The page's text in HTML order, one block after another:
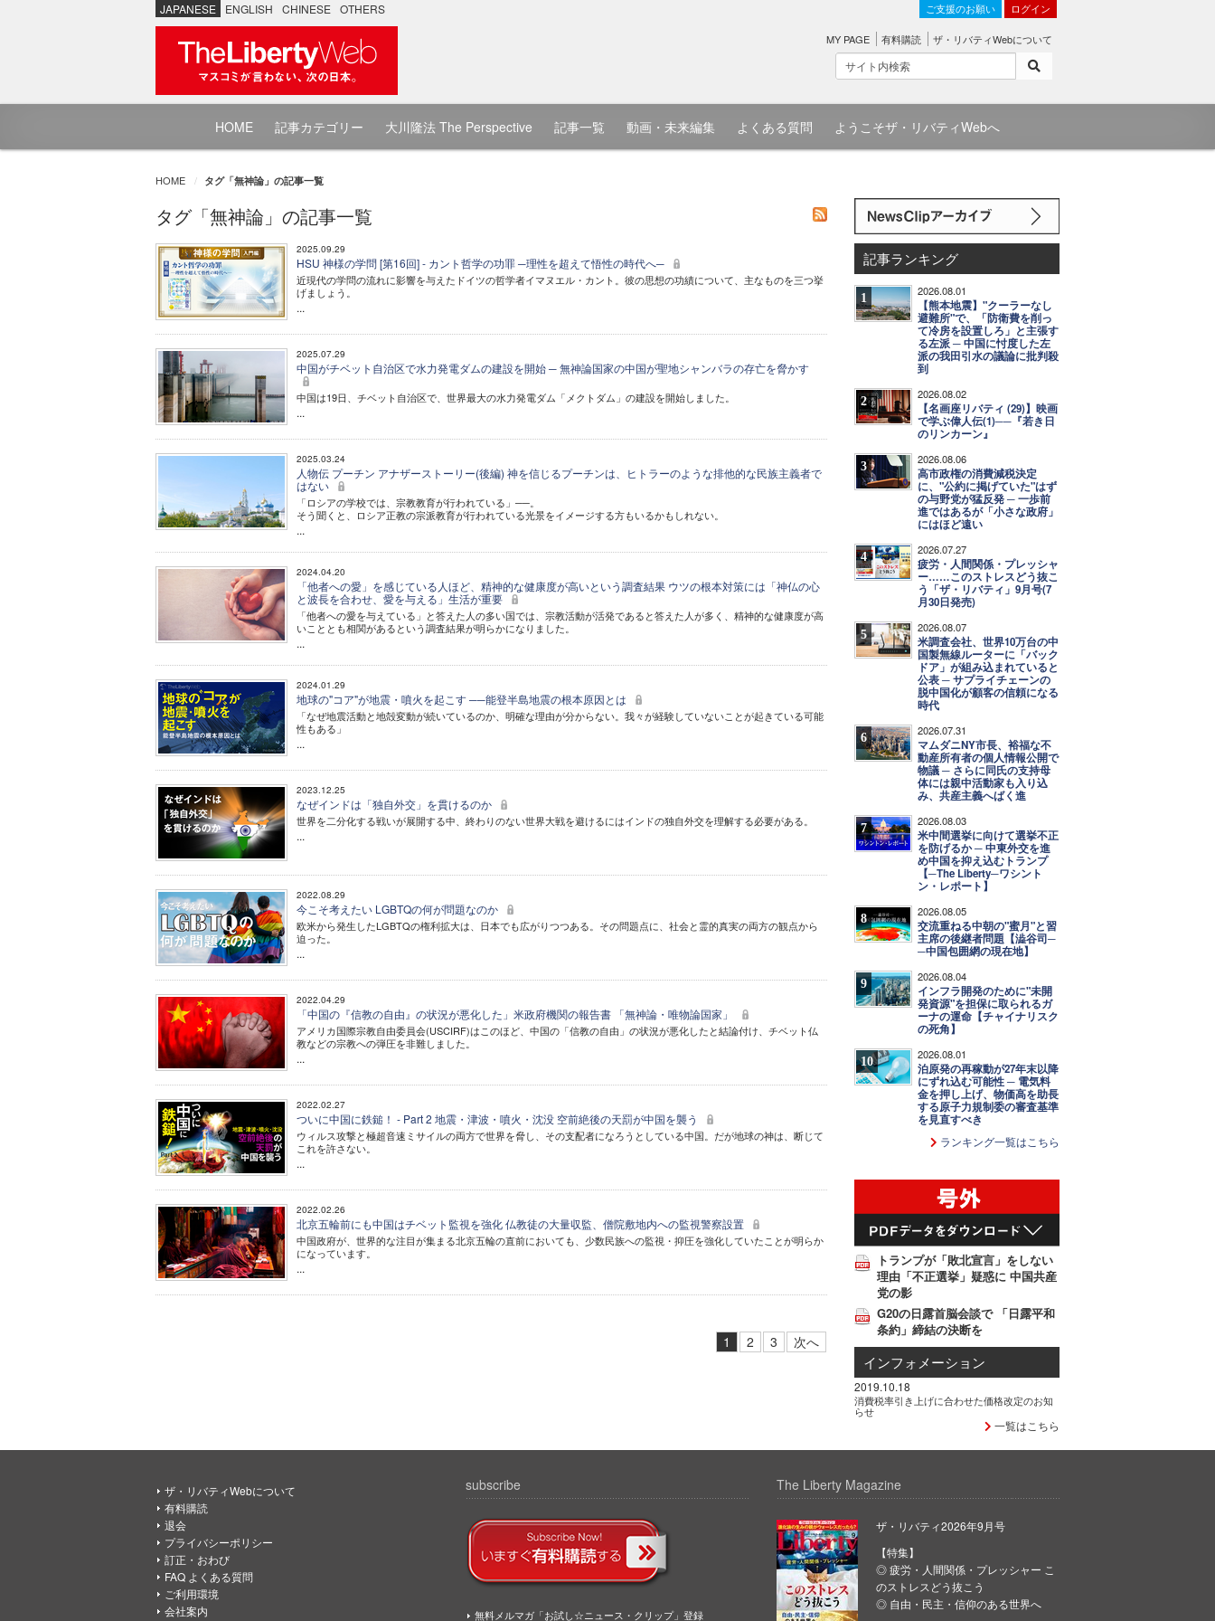
JAPANESE ENGLISH CHINESE OTHERS ご支援のお願い ログイン
MY PAGE 有料購読 ザ・リバティWebについて
HOME 記事カテゴリー 大川隆法 The Perspective 記事一覧 動画・未来編集 よくある質問 ようこそザ・リバティWebへ
HOME タグ「無神論」の記事一覧
タグ「無神論」の記事一覧
2025.09.29
HSU 神様の学問 [第16回] - カント哲学の功罪 ─理性を超えて悟性の時代へ─
近現代の学問の流れに影響を与えたドイツの哲学者イマヌエル・カント。彼の思想の功績について、主なものを三つ挙
げましょう。
...
2025.07.29
中国がチベット自治区で水力発電ダムの建設を開始 ─ 無神論国家の中国が聖地シャンバラの存亡を脅かす
中国は19日、チベット自治区で、世界最大の水力発電ダム「メクトダム」の建設を開始しました。
...
2025.03.24
人物伝 プーチン アナザーストーリー(後編) 神を信じるプーチンは、ヒトラーのような排他的な民族主義者で
はない
「ロシアの学校では、宗教教育が行われている」──。
そう聞くと、ロシア正教の宗派教育が行われている光景をイメージする方もいるかもしれない。
...
2024.04.20
「他者への愛」を感じている人ほど、精神的な健康度が高いという調査結果 ウツの根本対策には「神仏の心
と波長を合わせ、愛を与える」生活が重要
「他者への愛を与えている」と答えた人の多い国では、宗教活動が活発であると答えた人が多く、精神的な健康度が高
いこととも相関があるという調査結果が明らかになりました。
...
2024.01.29
地球の"コア"が地震・噴火を起こす ──能登半島地震の根本原因とは
「なぜ地震活動と地殻変動が続いているのか、明確な理由が分からない。我々が経験していないことが起きている可能
性もある」
...
2023.12.25
なぜインドは「独自外交」を貫けるのか
世界を二分化する戦いが展開する中、終わりのない世界大戦を避けるにはインドの独自外交を理解する必要がある。
...
2022.08.29
今こそ考えたい LGBTQの何が問題なのか
欧米から発生したLGBTQの権利拡大は、日本でも広がりつつある。その問題点に、社会と霊的真実の両方の観点から
迫った。
...
2022.04.29
「中国の『信教の自由』の状況が悪化した」米政府機関の報告書 「無神論・唯物論国家」
アメリカ国際宗教自由委員会(USCIRF)はこのほど、中国の「信教の自由」の状況が悪化したと結論付け、チベット仏
教などの宗教への弾圧を非難しました。
...
2022.02.27
ついに中国に鉄鎚！ - Part 2 地震・津波・噴火・沈没 空前絶後の天罰が中国を襲う
ウィルス攻撃と極超音速ミサイルの両方で世界を脅し、その支配者になろうとしている中国。だが地球の神は、断じて
これを許さない。
...
2022.02.26
北京五輪前にも中国はチベット監視を強化 仏教徒の大量収監、僧院敷地内への監視警察設置
中国政府が、世界的な注目が集まる北京五輪の直前においても、少数民族への監視・抑圧を強化していたことが明らか
になっています。
...
1 2 3 次へ
記事ランキング
1 2026.08.01
【熊本地震】"クーラーなし
避難所"で、「防衛費を削っ
て冷房を設置しろ」と主張す
る左派 ─ 中国に忖度した左
派の我田引水の議論に批判殺
到
2 2026.08.02
【名画座リバティ (29)】映画
で学ぶ偉人伝(1)──『若き日
のリンカーン』
3 2026.08.06
高市政権の消費減税決定
に、"公約に掲げていた"はず
の与野党が猛反発 ─ 一歩前
進ではあるが「小さな政府」
にはほど遠い
4 2026.07.27
疲労・人間関係・プレッシャ
ー……このストレスどう抜こ
う「ザ・リバティ」9月号(7
月30日発売)
5 2026.08.07
米調査会社、世界10万台の中
国製無線ルーターに「バック
ドア」が組み込まれていると
公表 ─ サプライチェーンの
脱中国化が顧客の信頼になる
時代
6 2026.07.31
マムダニNY市長、裕福な不
動産所有者の個人情報公開で
物議 ─ さらに同氏の支持母
体には親中活動家も入り込
み、共産主義へばく進
7 2026.08.03
米中間選挙に向けて選挙不正
を防げるか ─ 中東外交を進
め中国を抑え込むトランプ
【─The Liberty─ワシント
ン・レポート】
8 2026.08.05
交流重ねる中朝の"蜜月"と習
主席の後継者問題【澁谷司─
─中国包囲網の現在地】
9 2026.08.04
インフラ開発のために"未開
発資源"を担保に取られるガ
ーナの運命【チャイナリスク
の死角】
10 2026.08.01
泊原発の再稼動が27年末以降
にずれ込む可能性 ─ 電気料
金を押し上げ、物価高を助長
する原子力規制委の審査基準
を見直すべき
ランキング一覧はこちら
トランプが「敗北宣言」をしない
理由「不正選挙」疑惑に 中国共産
党の影
G20の日露首脳会談で 「日露平和
条約」締結の決断を
インフォメーション
2019.10.18
消費税率引き上げに合わせた価格改定のお知
らせ
一覧はこちら
ザ・リバティWebについて
有料購読
退会
プライバシーポリシー
訂正・おわび
FAQ よくある質問
ご利用環境
会社案内
subscribe
無料メルマガ「お試し☆ニュース・クリップ」登録
The Liberty Magazine
ザ・リバティ2026年9月号
【特集】
◎ 疲労・人間関係・プレッシャー こ
のストレスどう抜こう
◎ 自由・民主・信仰のある世界へ